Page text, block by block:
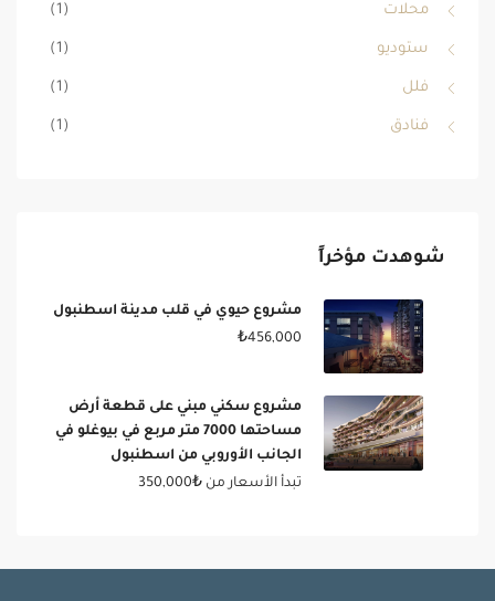
محلات (1)
ستوديو (1)
فلل (1)
فنادق (1)
شوهدت مؤخراً
مشروع حيوي في قلب مدينة اسطنبول
₺456,000
مشروع سكني مبني على قطعة أرض
مساحتها 7000 متر مربع في بيوغلو في
الجانب الأوروبي من اسطنبول
تبدأ الأسعار من ₺350,000